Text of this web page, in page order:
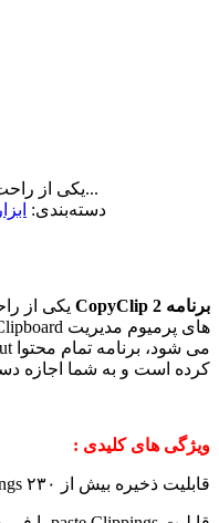
برنامه CopyClip 2 یکی از راحت ترین و منحصر به...
دسته‌بندی: ابزار
برنامه CopyClip 2
یکی از
کرده است و به شما اجازه
ویژگی های کلیدی :
قابلیت ذخیره بیش از ۲۳۰ Clippings